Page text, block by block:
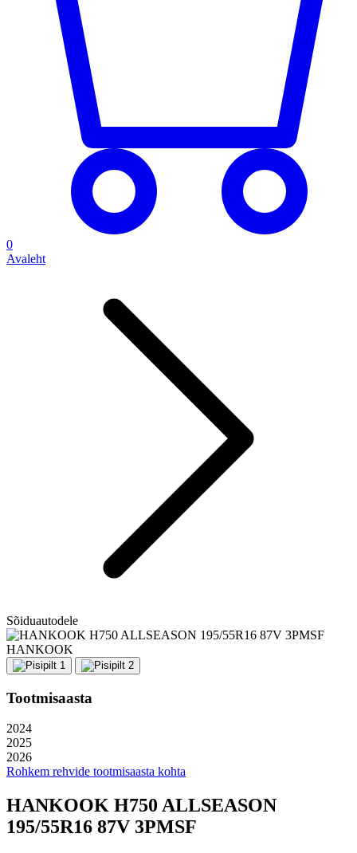
0
Avaleht
Sõiduautodele
HANKOOK
Tootmisaasta
2024
2025
2026
Rohkem rehvide tootmisaasta kohta
HANKOOK H750 ALLSEASON
195/55R16 87V 3PMSF